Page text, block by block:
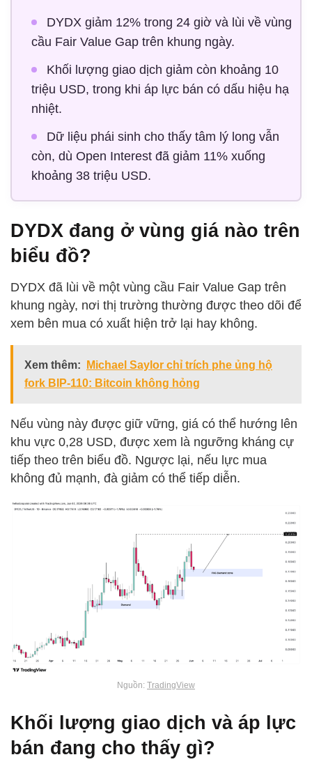
DYDX giảm 12% trong 24 giờ và lùi về vùng
cầu Fair Value Gap trên khung ngày.
Khối lượng giao dịch giảm còn khoảng 10
triệu USD, trong khi áp lực bán có dấu hiệu hạ
nhiệt.
Dữ liệu phái sinh cho thấy tâm lý long vẫn
còn, dù Open Interest đã giảm 11% xuống
khoảng 38 triệu USD.
DYDX đang ở vùng giá nào trên
biểu đồ?
DYDX đã lùi về một vùng cầu Fair Value Gap trên
khung ngày, nơi thị trường thường được theo dõi để
xem bên mua có xuất hiện trở lại hay không.
Xem thêm:
Michael Saylor chỉ trích phe ủng hộ
fork BIP-110: Bitcoin không hỏng
Nếu vùng này được giữ vững, giá có thể hướng lên
khu vực 0,28 USD, được xem là ngưỡng kháng cự
tiếp theo trên biểu đồ. Ngược lại, nếu lực mua
không đủ mạnh, đà giảm có thể tiếp diễn.
Nguồn: TradingView
Khối lượng giao dịch và áp lực
bán đang cho thấy gì?